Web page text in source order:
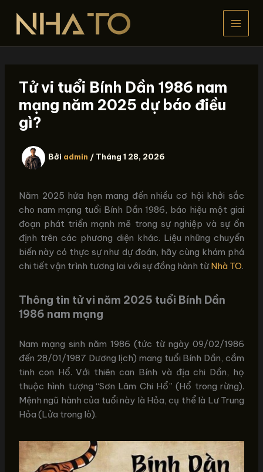
dung
Tử vi tuổi Bính Dần 1986 nam
mạng năm 2025 dự báo điều
gì?
Bởi admin / Tháng 1 28, 2026
Năm 2025 hứa hẹn mang đến nhiều cơ hội khởi sắc
cho nam mạng tuổi Bính Dần 1986, báo hiệu một giai
đoạn phát triển mạnh mẽ trong sự nghiệp và sự ổn
định trên các phương diện khác. Liệu những chuyển
biến này có thực sự như dự đoán, hãy cùng khám phá
chi tiết vận trình tương lai với sự đồng hành từNhà TO.
Thông tin tử vi năm 2025 tuổi Bính Dần
1986 nam mạng
Nam mạng sinh năm 1986 (tức từ ngày 09/02/1986
đến 28/01/1987 Dương lịch) mang tuổi Bính Dần, cầm
tinh con Hổ. Với thiên can Bính và địa chi Dần, họ
thuộc hình tượng “Sơn Lâm Chi Hổ” (Hổ trong rừng).
Mệnh ngũ hành của tuổi này là Hỏa, cụ thể là Lư Trung
Hỏa (Lửa trong lò).